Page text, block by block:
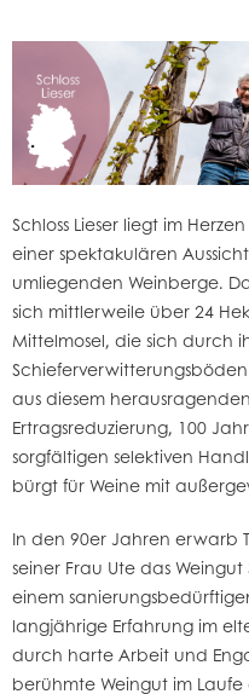
Schloss Lieser liegt im
einer spektakulären
umliegenden Weinberge.
sich mittlerweile über 24
Mittelmosel, die sich durch
aus diesem
Ertragsreduzierung, 100
sorgfältigen selektiven
bürgt für Weine mit
In den 90er Jahren erwarb
seiner Frau Ute das Weingut
einem
langjährige Erfahrung im
durch harte Arbeit und
berühmte Weingut im